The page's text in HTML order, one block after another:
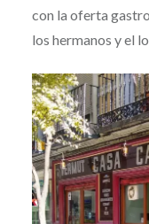
con la oferta
los hermanos y el